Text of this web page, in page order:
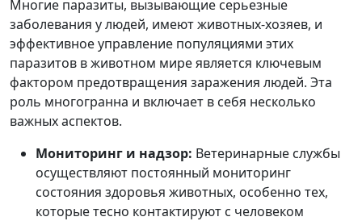
Многие паразиты, вызывающие серьезные
заболевания у людей, имеют животных-хозяев, и
эффективное управление популяциями этих
паразитов в животном мире является ключевым
фактором предотвращения заражения людей. Эта
роль многогранна и включает в себя несколько
важных аспектов.
Мониторинг и надзор: Ветеринарные службы
осуществляют постоянный мониторинг
состояния здоровья животных, особенно тех,
которые тесно контактируют с человеком